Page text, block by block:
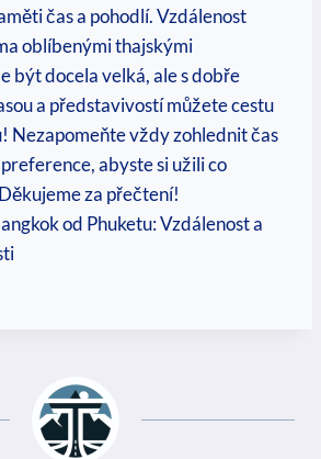
čas a pohodlí. ⁤Vzdálenost
oblíbenými ⁤thajskými
⁢být⁢ docela​ velká, ale s dobře​
a představivostí můžete ⁢cestu‌
Nezapomeňte vždy zohlednit čas
abyste⁤ si užili co
za​ přečtení!